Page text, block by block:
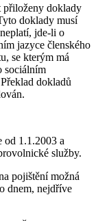
přiloženy doklady
doklady musí
jde-li o
jazyce členského
se kterým má
sociálním
dokladů
od 1.1.2003 a
služby.
pojištění možná
dnem, nejdříve